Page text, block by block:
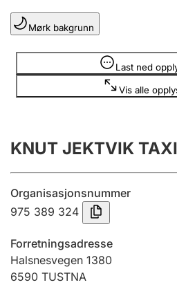
Lag og forening
Registrere, endre, slette
Årsregnskap
Innsending og
Jeger
Mørk bakgrunn
Last ned
Vis alle
Opplysninger er skjult
KNUT JEKTVIK TAXI
Organisasjonsnummer
975 389 324
Forretningsadresse
Halsnesvegen 1380
6590 TUSTNA